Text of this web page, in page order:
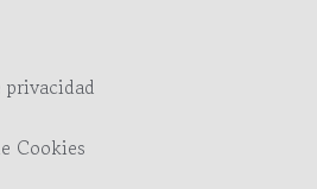
Cookies